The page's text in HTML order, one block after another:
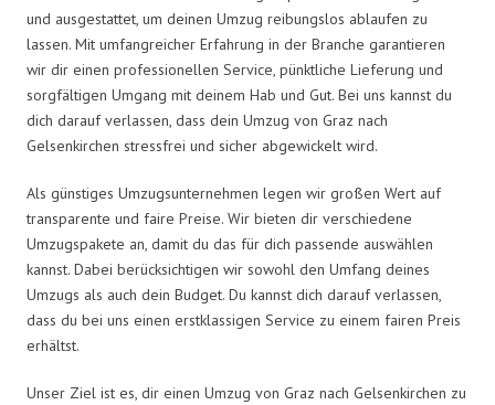
und ausgestattet, um deinen Umzug reibungslos ablaufen zu
lassen. Mit umfangreicher Erfahrung in der Branche garantieren
wir dir einen professionellen Service, pünktliche Lieferung und
sorgfältigen Umgang mit deinem Hab und Gut. Bei uns kannst du
dich darauf verlassen, dass dein Umzug von Graz nach
Gelsenkirchen stressfrei und sicher abgewickelt wird.
Als günstiges Umzugsunternehmen legen wir großen Wert auf
transparente und faire Preise. Wir bieten dir verschiedene
Umzugspakete an, damit du das für dich passende auswählen
kannst. Dabei berücksichtigen wir sowohl den Umfang deines
Umzugs als auch dein Budget. Du kannst dich darauf verlassen,
dass du bei uns einen erstklassigen Service zu einem fairen Preis
erhältst.
Unser Ziel ist es, dir einen Umzug von Graz nach Gelsenkirchen zu